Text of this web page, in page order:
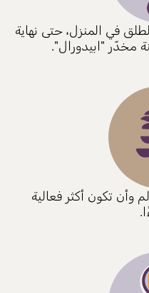
في المنزل، حتى نهاية
مخدّر "ابيدورال".
وأن تكون أكثر فعالية